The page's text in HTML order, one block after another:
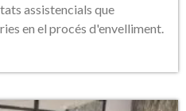
assistencials que
en el procés d'envelliment.